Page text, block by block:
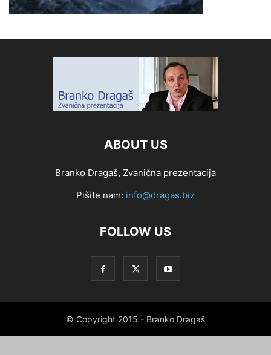
ABOUT US
Branko Dragaš, Zvanična prezentacija
Pišite nam: info@dragas.biz
FOLLOW US
© Copyright 2015 - Branko Dragaš